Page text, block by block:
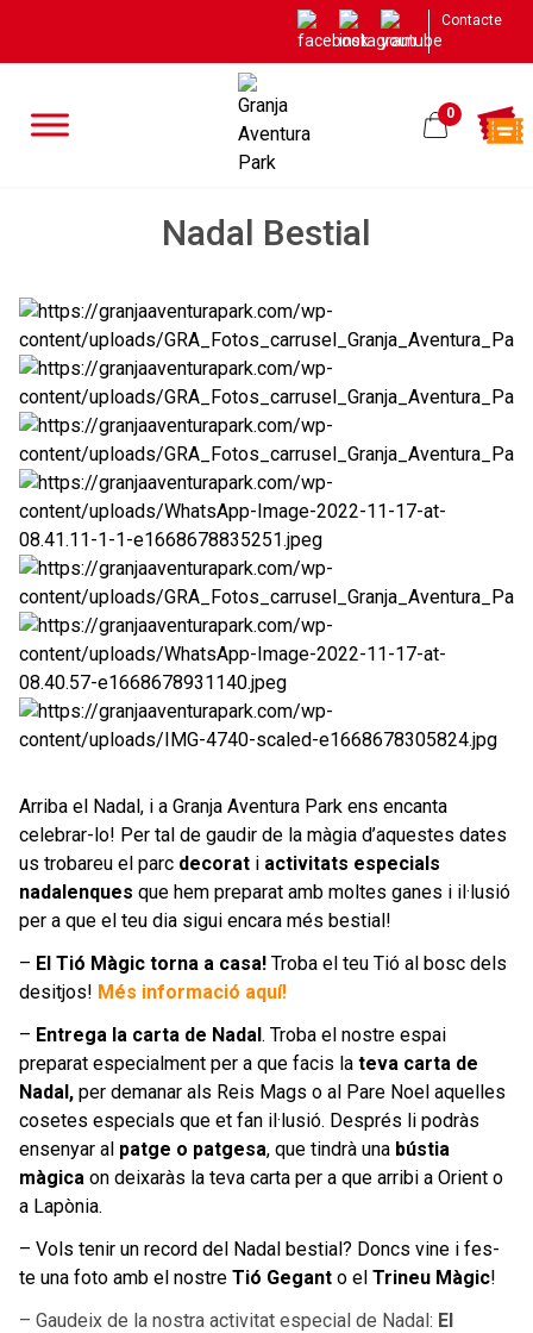
Contacte
0
Nadal Bestial
Arriba el Nadal, i a Granja Aventura Park ens encanta
celebrar-lo! Per tal de gaudir de la màgia d’aquestes dates
us trobareu el parc decorat i activitats especials
nadalenques que hem preparat amb moltes ganes i il·lusió
per a que el teu dia sigui encara més bestial!
– El Tió Màgic torna a casa! Troba el teu Tió al bosc dels
desitjos! Més informació aquí!
– Entrega la carta de Nadal. Troba el nostre espai
preparat especialment per a que facis la teva carta de
Nadal, per demanar als Reis Mags o al Pare Noel aquelles
cosetes especials que et fan il·lusió. Després li podràs
ensenyar al patge o patgesa, que tindrà una bústia
màgica on deixaràs la teva carta per a que arribi a Orient o
a Lapònia.
– Vols tenir un record del Nadal bestial? Doncs vine i fes-
te una foto amb el nostre Tió Gegant o el Trineu Màgic!
– Gaudeix de la nostra activitat especial de Nadal: El